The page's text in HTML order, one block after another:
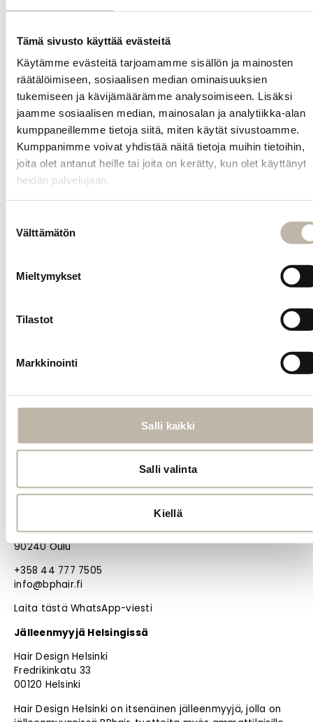
Tämä sivusto käyttää evästeitä
Käytämme evästeitä tarjoamamme sisällön ja mainosten
räätälöimiseen, sosiaalisen median ominaisuuksien
tukemiseen ja kävijämäärämme analysoimiseen. Lisäksi
jaamme sosiaalisen median, mainosalan ja analytiikka-alan
kumppaneillemme tietoja siitä, miten käytät sivustoamme.
Kumppanimme voivat yhdistää näitä tietoja muihin tietoihin,
joita olet antanut heille tai joita on kerätty, kun olet käyttänyt
heidän palvelujaan.
valinta
Välttämätön
Mieltymykset
Tilastot
Markkinointi
Salli kaikki
Salli valinta
Kiellä
Vegaaninen
Kysy
tuotteesta
INFO
Yhteystiedot
Toimitus- ja maksutavat
Palautusehdot
Tietosuoja- ja rekisteriseloste
Evästeiden hallinta
Uutuudet
Jälleenmyyjät
BPHAIR OY
Noutotukku Oulussa (ei myymälää)
Kangaskontiontie 12 D
90240 Oulu
+358 44 777 7505
info@bphair.fi
Laita tästä WhatsApp-viesti
Jälleenmyyjä Helsingissä
Hair Design Helsinki
Fredrikinkatu 33
00120 Helsinki
Hair Design Helsinki on itsenäinen jälleenmyyjä, jolla on